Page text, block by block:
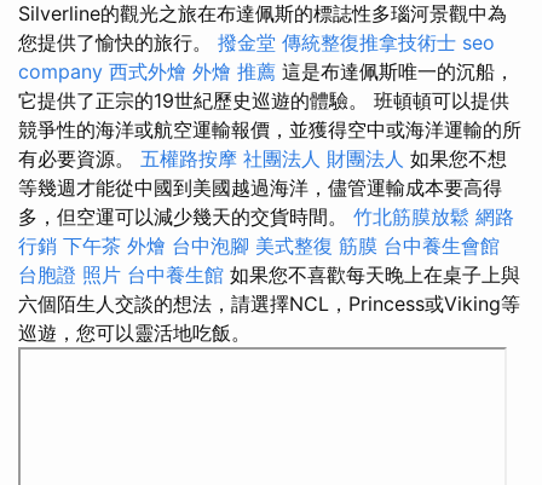
Silverline的觀光之旅在布達佩斯的標誌性多瑙河景觀中為
您提供了愉快的旅行。 撥金堂 傳統整復推拿技術士 seo
company 西式外燴 外燴 推薦 這是布達佩斯唯一的沉船，
它提供了正宗的19世紀歷史巡遊的體驗。 班頓頓可以提供
競爭性的海洋或航空運輸報價，並獲得空中或海洋運輸的所
有必要資源。 五權路按摩 社團法人 財團法人 如果您不想
等幾週才能從中國到美國越過海洋，儘管運輸成本要高得
多，但空運可以減少幾天的交貨時間。 竹北筋膜放鬆 網路
行銷 下午茶 外燴 台中泡腳 美式整復 筋膜 台中養生會館
台胞證 照片 台中養生館 如果您不喜歡每天晚上在桌子上與
六個陌生人交談的想法，請選擇NCL，Princess或Viking等
巡遊，您可以靈活地吃飯。